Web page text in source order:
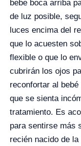
bebe boca arriba
de luz posible,
luces encima del
que lo acuesten
flexible o que lo
cubrirán los ojos
reconfortar al
que se sienta
tratamiento. Es
para sentirse más
recién nacido de